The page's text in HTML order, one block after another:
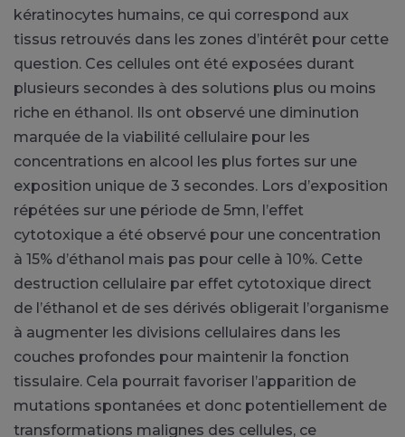
kératinocytes humains, ce qui correspond aux
tissus retrouvés dans les zones d’intérêt pour cette
question. Ces cellules ont été exposées durant
plusieurs secondes à des solutions plus ou moins
riche en éthanol. Ils ont observé une diminution
marquée de la viabilité cellulaire pour les
concentrations en alcool les plus fortes sur une
exposition unique de 3 secondes. Lors d’exposition
répétées sur une période de 5mn, l’effet
cytotoxique a été observé pour une concentration
à 15% d’éthanol mais pas pour celle à 10%. Cette
destruction cellulaire par effet cytotoxique direct
de l’éthanol et de ses dérivés obligerait l’organisme
à augmenter les divisions cellulaires dans les
couches profondes pour maintenir la fonction
tissulaire. Cela pourrait favoriser l’apparition de
mutations spontanées et donc potentiellement de
transformations malignes des cellules, ce